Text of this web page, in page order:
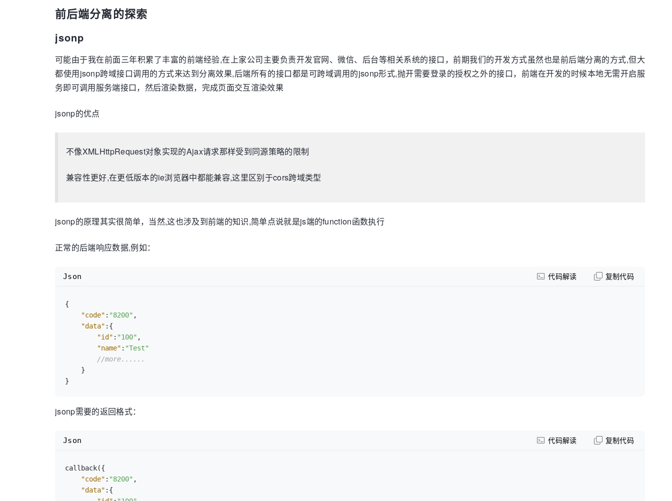
前后端分离的探索
jsonp
可能由于我在前面三年积累了丰富的前端经验,在上家公司主要负责开发官网、微信、后台等相关系统的接口，前期我们的开发方式虽然也是前后端分离的方式,但大
都使用jsonp跨域接口调用的方式来达到分离效果,后端所有的接口都是可跨域调用的jsonp形式,抛开需要登录的授权之外的接口，前端在开发的时候本地无需开启服
务即可调用服务端接口，然后渲染数据，完成页面交互渲染效果
jsonp的优点
不像XMLHttpRequest对象实现的Ajax请求那样受到同源策略的限制
兼容性更好,在更低版本的ie浏览器中都能兼容,这里区别于cors跨域类型
jsonp的原理其实很简单，当然,这也涉及到前端的知识,简单点说就是js端的function函数执行
正常的后端响应数据,例如：
{
"code" : "8200" ,
"data" : {
"id" : "100" ,
"name" : "Test"
//more......
}
}
Json 代码解读 复制代码
jsonp需要的返回格式：
callback({
"code" : "8200" ,
"data" : {
Json 代码解读 复制代码